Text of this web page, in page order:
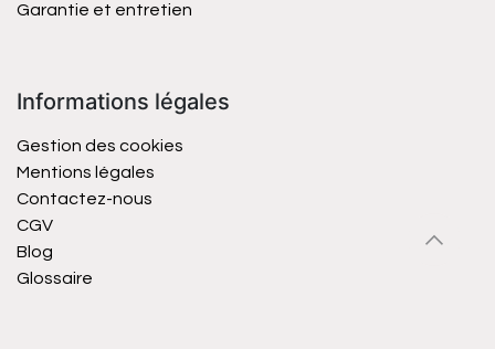
Garantie et entretien
Informations légales
Gestion des cookies
Mentions légales
Contactez-nous
CGV
Blog
Glossaire